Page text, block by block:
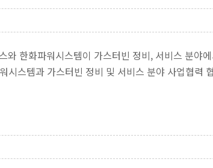
한화파워시스템이 가스터빈 정비, 서비스 분야
시스템과 가스터빈 정비 및 서비스 분야 사업협력